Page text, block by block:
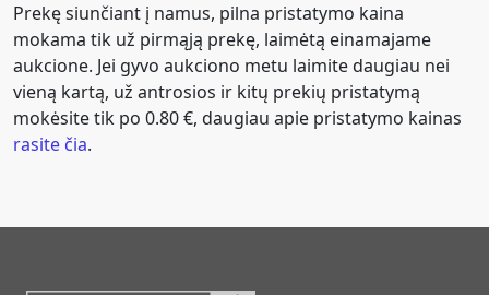
Prekę siunčiant į namus, pilna pristatymo kaina
mokama tik už pirmąją prekę, laimėtą einamajame
aukcione. Jei gyvo aukciono metu laimite daugiau nei
vieną kartą, už antrosios ir kitų prekių pristatymą
mokėsite tik po 0.80 €, daugiau apie pristatymo kainas
rasite čia.